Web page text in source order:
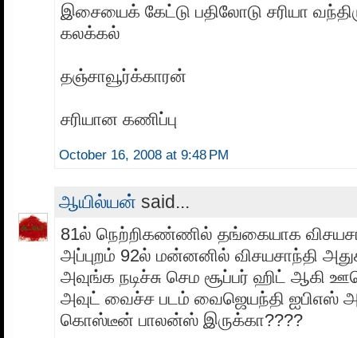
இசையைக் கேட்டு பதிலோடு சரியா
கலக்கல்
தஞ்சாவூர்க்காரன்
சரியான கணிப்பு
October 16, 2008 at 9:48 PM
ஆயில்யன் said...
81ல் நெற்றிகண்ணில் தங்கையாக
அப்புறம் 92ல் மன்னனில் விசயசாந்தி
அவுங்க நடிச்சு செம சூப்பர் ஹிட் ஆகி
அவுட் வைச்ச படம் வைஜெயந்தி ஐபிஎஸ்
கொஸ்டீன் பாலன்ஸ் இருக்கா????